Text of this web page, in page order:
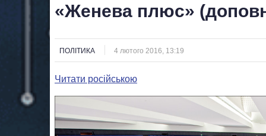
«Женева плюс»
ПОЛІТИКА 4 лютого 2016, 13:19
Читати російською